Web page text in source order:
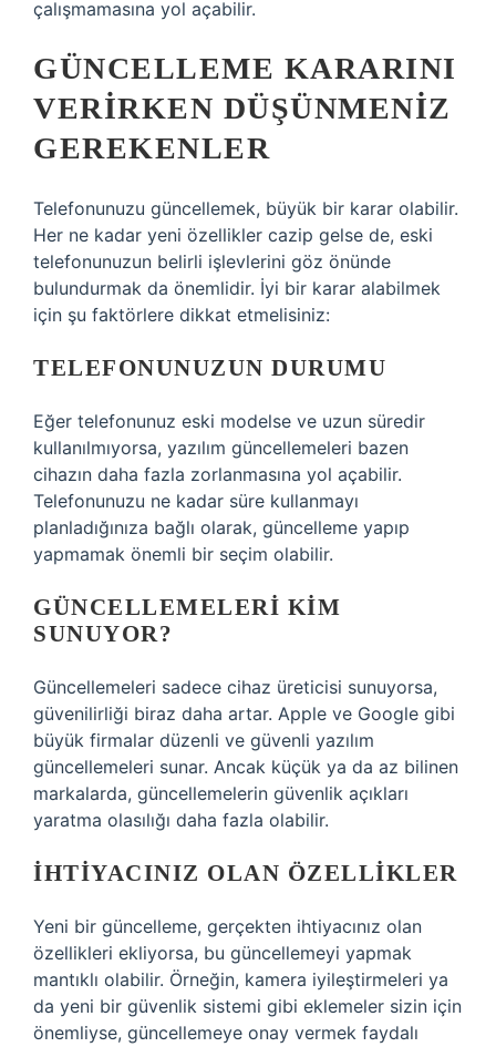
çalışmamasına yol açabilir.
GÜNCELLEME KARARINI
VERIRKEN DÜŞÜNMENIZ
GEREKENLER
Telefonunuzu güncellemek, büyük bir karar olabilir.
Her ne kadar yeni özellikler cazip gelse de, eski
telefonunuzun belirli işlevlerini göz önünde
bulundurmak da önemlidir. İyi bir karar alabilmek
için şu faktörlere dikkat etmelisiniz:
TELEFONUNUZUN DURUMU
Eğer telefonunuz eski modelse ve uzun süredir
kullanılmıyorsa, yazılım güncellemeleri bazen
cihazın daha fazla zorlanmasına yol açabilir.
Telefonunuzu ne kadar süre kullanmayı
planladığınıza bağlı olarak, güncelleme yapıp
yapmamak önemli bir seçim olabilir.
GÜNCELLEMELERI KIM
SUNUYOR?
Güncellemeleri sadece cihaz üreticisi sunuyorsa,
güvenilirliği biraz daha artar. Apple ve Google gibi
büyük firmalar düzenli ve güvenli yazılım
güncellemeleri sunar. Ancak küçük ya da az bilinen
markalarda, güncellemelerin güvenlik açıkları
yaratma olasılığı daha fazla olabilir.
İHTIYACINIZ OLAN ÖZELLIKLER
Yeni bir güncelleme, gerçekten ihtiyacınız olan
özellikleri ekliyorsa, bu güncellemeyi yapmak
mantıklı olabilir. Örneğin, kamera iyileştirmeleri ya
da yeni bir güvenlik sistemi gibi eklemeler sizin için
önemliyse, güncellemeye onay vermek faydalı